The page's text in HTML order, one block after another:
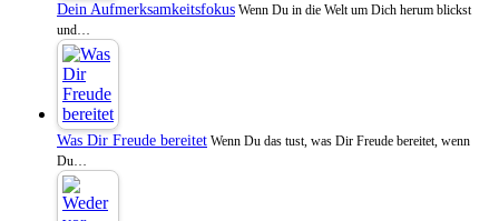
Dein Aufmerksamkeitsfokus Wenn Du in die Welt um Dich herum blickst
und…
Was Dir Freude bereitet Wenn Du das tust, was Dir Freude bereitet, wenn
Du…